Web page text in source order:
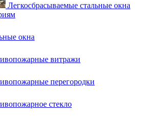
Легкосбрасываемые стальные окна
окна
витражи
перегородки
стекло